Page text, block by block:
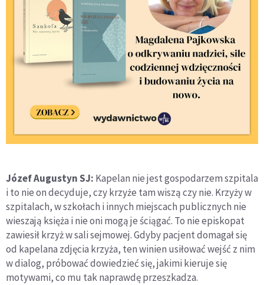
Józef Augustyn SJ: Kapelan nie jest gospodarzem szpitala
i to nie on decyduje, czy krzyże tam wiszą czy nie. Krzyży w
szpitalach, w szkołach i innych miejscach publicznych nie
wieszają księża i nie oni mogą je ściągać. To nie episkopat
zawiesił krzyż w sali sejmowej. Gdyby pacjent domagał się
od kapelana zdjęcia krzyża, ten winien usiłować wejść z nim
w dialog, próbować dowiedzieć się, jakimi kieruje się
motywami, co mu tak naprawdę przeszkadza.